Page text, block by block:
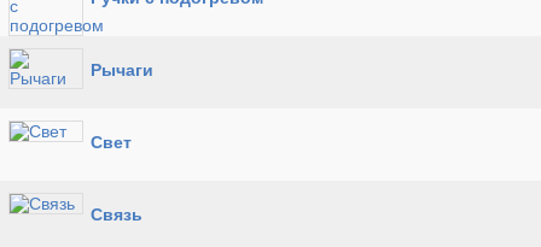
Рычаги
Свет
Связь